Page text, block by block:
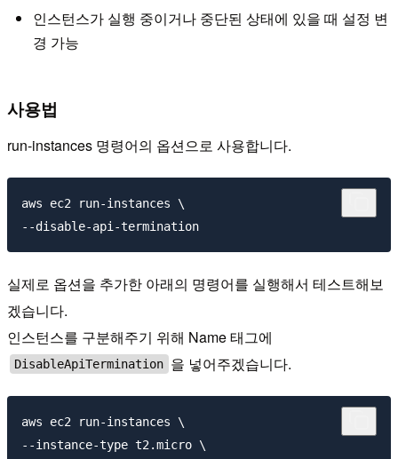
인스턴스가 실행 중이거나 중단된 상태에 있을 때 설정 변
경 가능
사용법
run-instances 명령어의 옵션으로 사용합니다.
aws ec2 run-instances \
실제로 옵션을 추가한 아래의 명령어를 실행해서 테스트해보
겠습니다.
인스턴스를 구분해주기 위해 Name 태그에
DisableApiTermination 을 넣어주겠습니다.
aws ec2 run-instances \
--instance-type t2.micro \